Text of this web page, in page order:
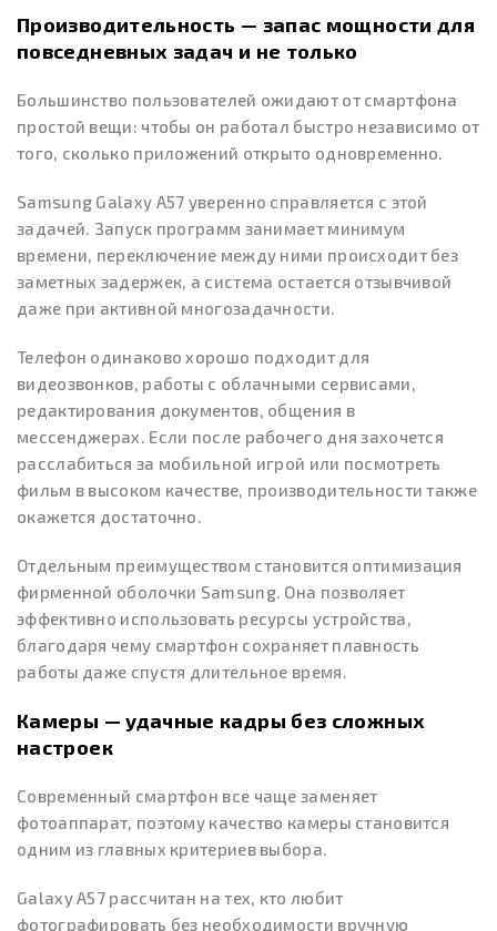
Производительность — запас мощности для
повседневных задач и не только
Большинство пользователей ожидают от смартфона
простой вещи: чтобы он работал быстро независимо от
того, сколько приложений открыто одновременно.
Samsung Galaxy A57 уверенно справляется с этой
задачей. Запуск программ занимает минимум
времени, переключение между ними происходит без
заметных задержек, а система остается отзывчивой
даже при активной многозадачности.
Телефон одинаково хорошо подходит для
видеозвонков, работы с облачными сервисами,
редактирования документов, общения в
мессенджерах. Если после рабочего дня захочется
расслабиться за мобильной игрой или посмотреть
фильм в высоком качестве, производительности также
окажется достаточно.
Отдельным преимуществом становится оптимизация
фирменной оболочки Samsung. Она позволяет
эффективно использовать ресурсы устройства,
благодаря чему смартфон сохраняет плавность
работы даже спустя длительное время.
Камеры — удачные кадры без сложных
настроек
Современный смартфон все чаще заменяет
фотоаппарат, поэтому качество камеры становится
одним из главных критериев выбора.
Galaxy A57 рассчитан на тех, кто любит
фотографировать без необходимости вручную